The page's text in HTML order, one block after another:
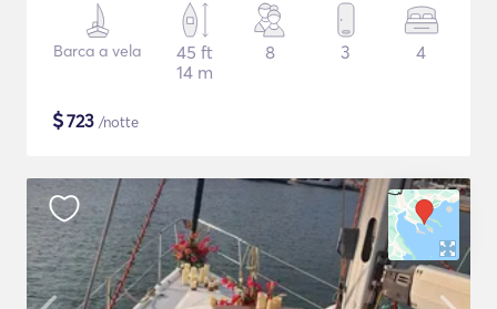
Barca a vela
45 ft
14 m
8 3 4
$723 /notte